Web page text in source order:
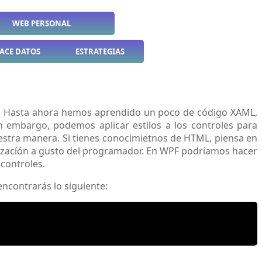
WEB PERSONAL
DATOS ESTRATEGIAS
ahora hemos aprendido un poco de código XAML,
podemos aplicar estilos a los controles para
manera. Si tienes conocimietnos de HTML, piensa en
a gusto del programador. En WPF podríamos hacer
lo siguiente: